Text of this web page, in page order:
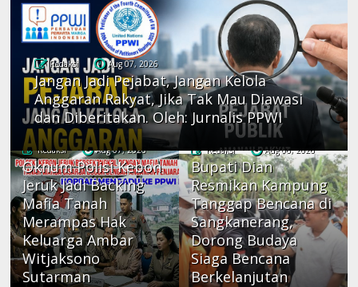
Redaksi Aug 07, 2026
Jangan Jadi Pejabat, Jangan Kelola
Anggaran Rakyat, Jika Tak Mau Diawasi
dan Diberitakan. Oleh: Jurnalis PPWI
Redaksi Aug 07, 2026
Oknum Polisi Kebon
Jeruk Jadi Backing
Mafia Tanah
Merampas Hak
Keluarga Ambar
Witjaksono
Sutarman
Redaksi Aug 06, 2026
Bupati Dian
Resmikan Kampung
Tanggap Bencana di
Sangkanerang,
Dorong Budaya
Siaga Bencana
Berkelanjutan